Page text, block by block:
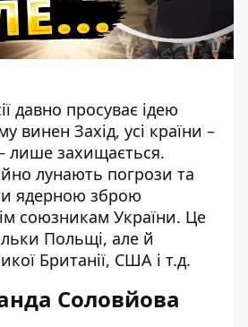
давно просуває ідею
винен Захід, усі країни –
лише захищається.
лунають погрози та
ядерною зброю
союзникам України. Це
Польщі, але й
Британії, США і т.д.
Соловйова